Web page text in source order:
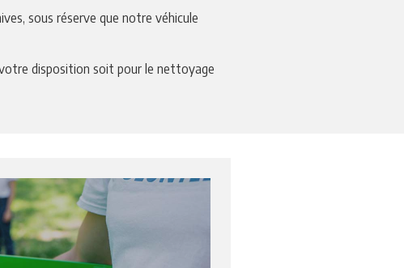
sous réserve que notre véhicule
disposition soit pour le nettoyage